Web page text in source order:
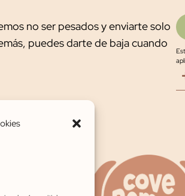
no ser pesados y enviarte solo
puedes darte de baja cuando